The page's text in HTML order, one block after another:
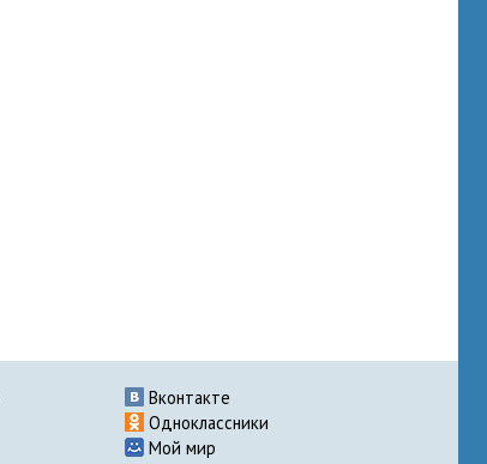
Вконтакте
Одноклассники
Мой мир